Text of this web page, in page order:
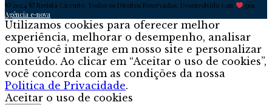
© 2024 © Revista Circuito. Todos os Direitos Reservados. Desenvolvido com
por
Agência e-nova
Utilizamos cookies para oferecer melhor
experiência, melhorar o desempenho, analisar
como você interage em nosso site e personalizar
conteúdo. Ao clicar em “Aceitar o uso de cookies”,
você concorda com as condições da nossa
Politica de Privacidade.
Aceitar o uso de cookies